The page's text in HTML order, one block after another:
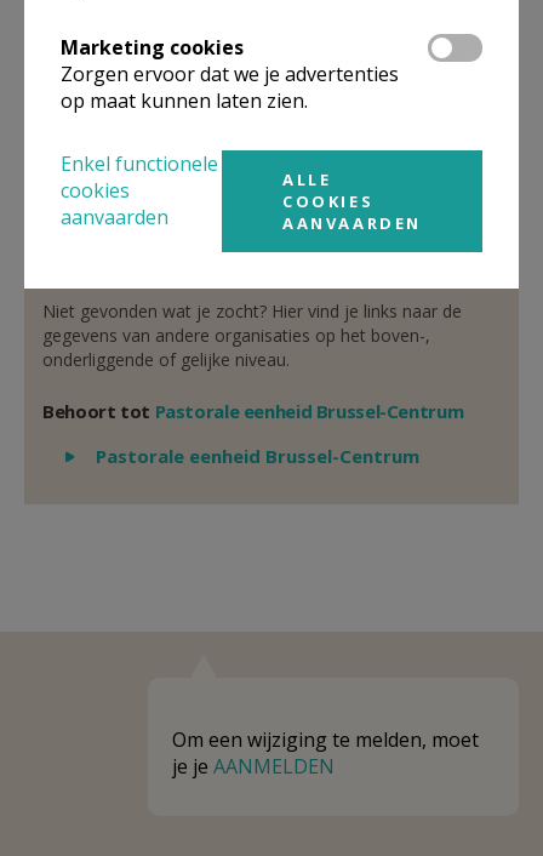
0495 71 58 58
Stuur een mailtje
Organisatiestructuur
Niet gevonden wat je zocht? Hier vind je links naar de
gegevens van andere organisaties op het boven-,
onderliggende of gelijke niveau.
Behoort tot Pastorale eenheid Brussel-Centrum
Weergeven
Pastorale eenheid Brussel-Centrum
Om een wijziging te melden, moet
je je AANMELDEN
Marketing cookies
Zorgen ervoor dat we je advertenties
op maat kunnen laten zien.
Enkel functionele
cookies
aanvaarden
ALLE
COOKIES
AANVAARDEN